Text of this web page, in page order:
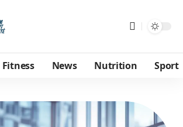
Fitness News Nutrition Sport